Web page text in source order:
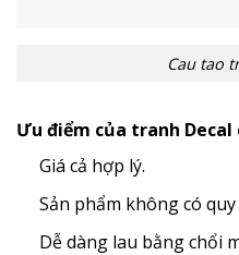
Cau tao
Ưu điểm của tranh Decal
Giá cả hợp lý.
Sản phẩm không có
Dễ dàng lau bằng chổi